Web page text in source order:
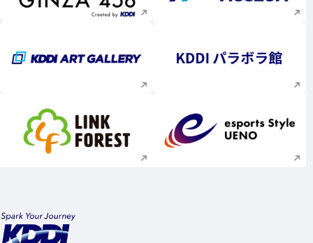
新規ウィンドウで開く 新規ウィンドウで
新規ウィンドウで開く 新規ウィンドウで